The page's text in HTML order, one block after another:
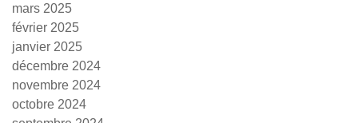
mars 2025
février 2025
janvier 2025
décembre 2024
novembre 2024
octobre 2024